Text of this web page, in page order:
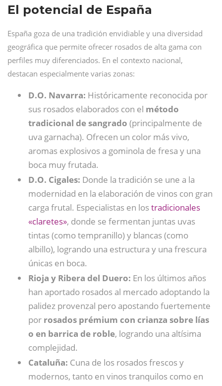
El potencial de España
España goza de una tradición envidiable y una diversidad
geográfica que permite ofrecer rosados de alta gama con
perfiles muy diferenciados. En el contexto nacional,
destacan especialmente varias zonas:
D.O. Navarra: Históricamente reconocida por
sus rosados elaborados con el método
tradicional de sangrado (principalmente de
uva garnacha). Ofrecen un color más vivo,
aromas explosivos a gominola de fresa y una
boca muy frutada.
D.O. Cigales: Donde la tradición se une a la
modernidad en la elaboración de vinos con gran
carga frutal. Especialistas en lostradicionales
«claretes», donde se fermentan juntas uvas
tintas (como tempranillo) y blancas (como
albillo), logrando una estructura y una frescura
únicas en boca.
Rioja y Ribera del Duero: En los últimos años
han aportado rosados al mercado adoptando la
palidez provenzal pero apostando fuertemente
por rosados prémium con crianza sobre lías
o en barrica de roble, logrando una altísima
complejidad.
Cataluña: Cuna de los rosados frescos y
modernos, tanto en vinos tranquilos como en